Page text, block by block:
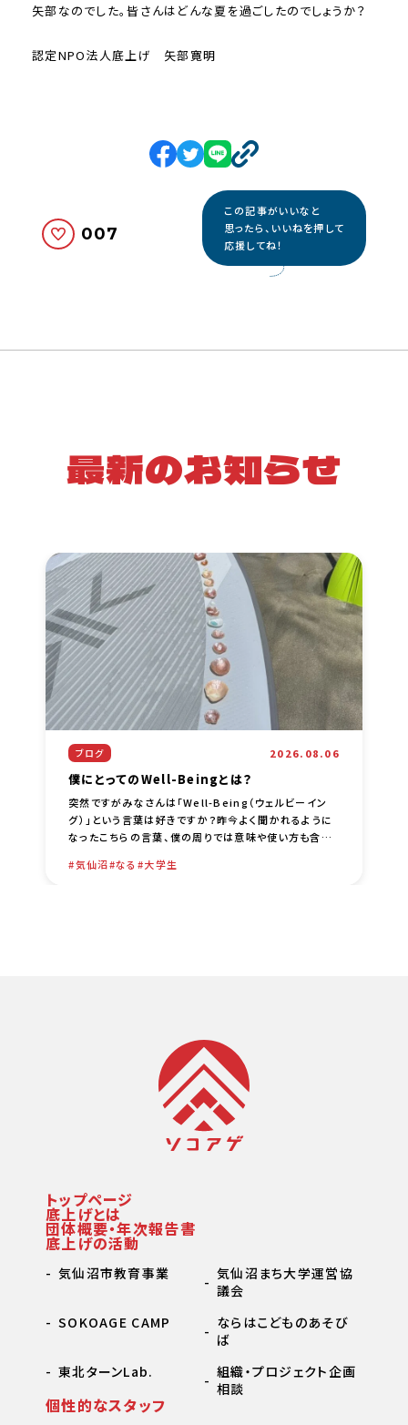
矢部なのでした。皆さんはどんな夏を過ごしたのでしょうか？
認定NPO法人底上げ 矢部寛明
この記事がいいなと
思ったら、いいねを押して
応援してね！
007
最新のお知らせ
ブログ 2026.08.06
僕にとってのWell-Beingとは？
突然ですがみなさんは「Well-Being（ウェルビーイン
グ）」という言葉は好きですか？昨今よく聞かれるように
なったこちらの言葉、僕の周りでは意味や使い方も含め
は、比較的 [… …
気仙沼 なる 大学生
トップページ
底上げとは
団体概要・年次報告書
底上げの活動
気仙沼市教育事業
気仙沼まち大学運営協
議会
SOKOAGE CAMP
ならはこどものあそび
ば
東北ターンLab.
組織・プロジェクト企画
相談
個性的なスタッフ